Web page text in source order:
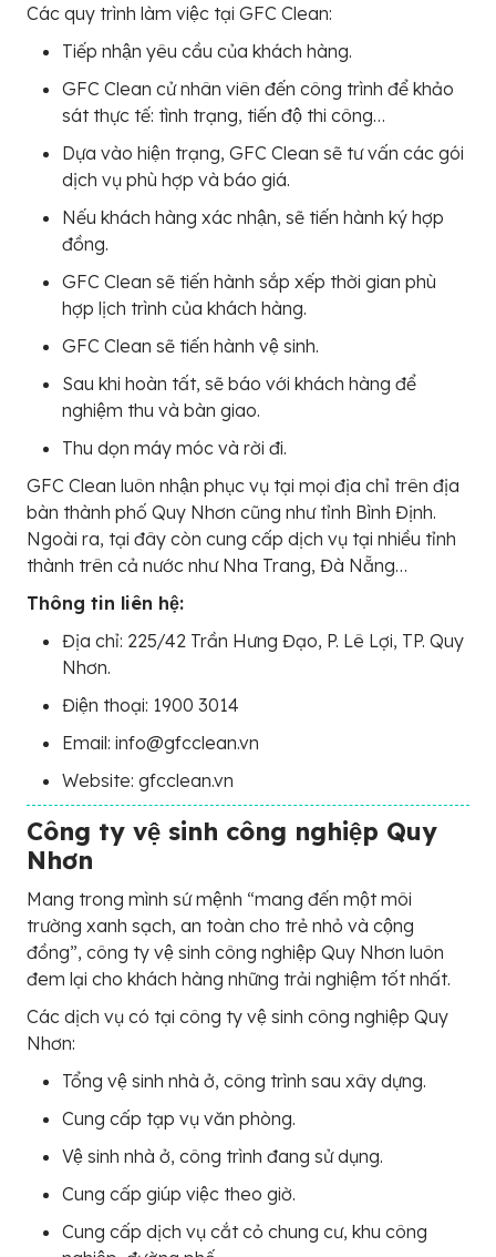
Các quy trình làm việc tại GFC Clean:
Tiếp nhận yêu cầu của khách hàng.
GFC Clean cử nhân viên đến công trình để khảo
sát thực tế: tình trạng, tiến độ thi công…
Dựa vào hiện trạng, GFC Clean sẽ tư vấn các gói
dịch vụ phù hợp và báo giá.
Nếu khách hàng xác nhận, sẽ tiến hành ký hợp
đồng.
GFC Clean sẽ tiến hành sắp xếp thời gian phù
hợp lịch trình của khách hàng.
GFC Clean sẽ tiến hành vệ sinh.
Sau khi hoàn tất, sẽ báo với khách hàng để
nghiệm thu và bàn giao.
Thu dọn máy móc và rời đi.
GFC Clean luôn nhận phục vụ tại mọi địa chỉ trên địa
bàn thành phố Quy Nhơn cũng như tỉnh Bình Định.
Ngoài ra, tại đây còn cung cấp dịch vụ tại nhiều tỉnh
thành trên cả nước như Nha Trang, Đà Nẵng…
Thông tin liên hệ:
Địa chỉ: 225/42 Trần Hưng Đạo, P. Lê Lợi, TP. Quy
Nhơn.
Điện thoại: 1900 3014
Email: info@gfcclean.vn
Website: gfcclean.vn
Công ty vệ sinh công nghiệp Quy
Nhơn
Mang trong mình sứ mệnh “mang đến một môi
trường xanh sạch, an toàn cho trẻ nhỏ và cộng
đồng”, công ty vệ sinh công nghiệp Quy Nhơn luôn
đem lại cho khách hàng những trải nghiệm tốt nhất.
Các dịch vụ có tại công ty vệ sinh công nghiệp Quy
Nhơn:
Tổng vệ sinh nhà ở, công trình sau xây dựng.
Cung cấp tạp vụ văn phòng.
Vệ sinh nhà ở, công trình đang sử dụng.
Cung cấp giúp việc theo giờ.
Cung cấp dịch vụ cắt cỏ chung cư, khu công